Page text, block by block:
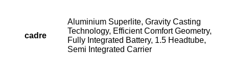
cadre
Aluminium Superlite, Gravity Casting
Technology, Efficient Comfort Geometry,
Fully Integrated Battery, 1.5 Headtube,
Semi Integrated Carrier